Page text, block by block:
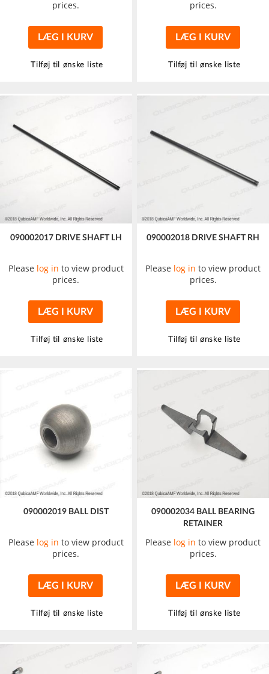
prices.
LÆG I KURV
Tilføj til ønske liste
prices.
LÆG I KURV
Tilføj til ønske liste
090002017 DRIVE SHAFT LH
Please log in to view product
prices.
LÆG I KURV
Tilføj til ønske liste
090002018 DRIVE SHAFT RH
Please log in to view product
prices.
LÆG I KURV
Tilføj til ønske liste
090002019 BALL DIST
Please log in to view product
prices.
LÆG I KURV
Tilføj til ønske liste
090002034 BALL BEARING
RETAINER
Please log in to view product
prices.
LÆG I KURV
Tilføj til ønske liste